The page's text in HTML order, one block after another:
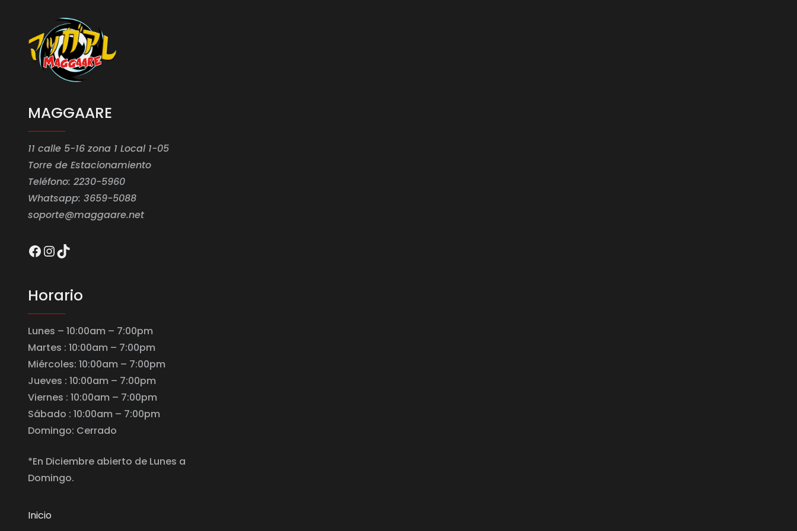
MAGGAARE
11 calle 5-16 zona 1 Local 1-05
Torre de Estacionamiento
Teléfono: 2230-5960
Whatsapp: 3659-5088
soporte@maggaare.net
Facebook
Instagram
TikTok
Horario
Lunes – 10:00am – 7:00pm
Martes : 10:00am – 7:00pm
Miércoles: 10:00am – 7:00pm
Jueves : 10:00am – 7:00pm
Viernes : 10:00am – 7:00pm
Sábado : 10:00am – 7:00pm
Domingo: Cerrado
*En Diciembre abierto de Lunes a
Domingo.
Inicio